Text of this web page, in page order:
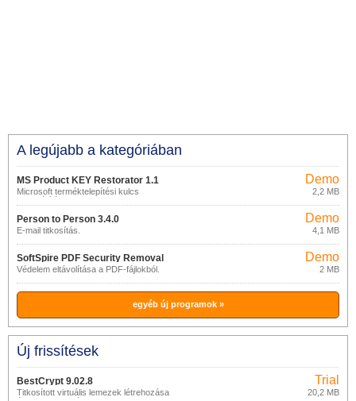
A legújabb a kategóriában
MS Product KEY Restorator 1.1
Demo
Microsoft terméktelepítési kulcs
helyreállítása.
Demo
2,2 MB
Person to Person 3.4.0
E-mail titkosítás.
Demo
4,1 MB
SoftSpire PDF Security Removal
2.0
Védelem eltávolítása a PDF-fájlokból.
Demo
2 MB
egyéb új programok »
Új frissítések
BestCrypt 9.02.8
Titkosított virtuális lemezek létrehozása
Trial
20,2 MB